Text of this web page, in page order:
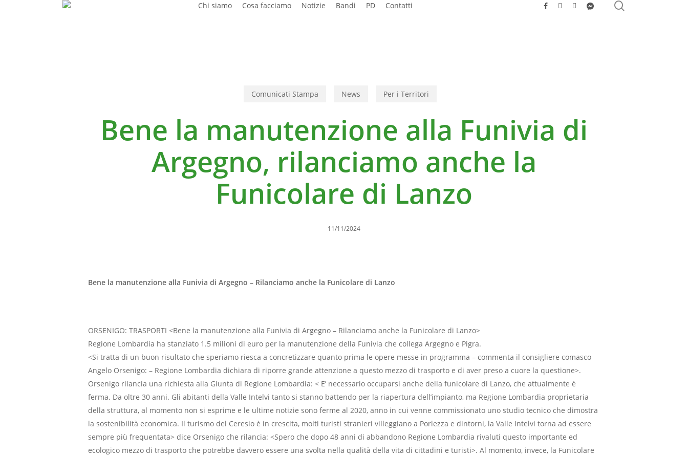
Chi siamo Cosa facciamo Notizie Bandi PD Contatti facebook
youtubeinstagrammessenger
Comunicati Stampa News Per i Territori
Bene la manutenzione alla Funivia di
Argegno, rilanciamo anche la
Funicolare di Lanzo
11/11/2024
Bene la manutenzione alla Funivia di Argegno – Rilanciamo anche la Funicolare di Lanzo
ORSENIGO: TRASPORTI <Bene la manutenzione alla Funivia di Argegno – Rilanciamo anche la Funicolare di Lanzo>
Regione Lombardia ha stanziato 1.5 milioni di euro per la manutenzione della Funivia che collega Argegno e Pigra.
<Si tratta di un buon risultato che speriamo riesca a concretizzare quanto prima le opere messe in programma – commenta il consigliere comasco
Angelo Orsenigo: – Regione Lombardia dichiara di riporre grande attenzione a questo mezzo di trasporto e di aver preso a cuore la questione>.
Orsenigo rilancia una richiesta alla Giunta di Regione Lombardia: < E’ necessario occuparsi anche della funicolare di Lanzo, che attualmente è
ferma. Da oltre 30 anni. Gli abitanti della Valle Intelvi tanto si stanno battendo per la riapertura dell’impianto, ma Regione Lombardia proprietaria
della struttura, al momento non si esprime e le ultime notizie sono ferme al 2020, anno in cui venne commissionato uno studio tecnico che dimostra
la sostenibilità economica. Il turismo del Ceresio è in crescita, molti turisti stranieri villeggiano a Porlezza e dintorni, la Valle Intelvi torna ad essere
sempre più frequentata> dice Orsenigo che rilancia: <Spero che dopo 48 anni di abbandono Regione Lombardia rivaluti questo importante ed
ecologico mezzo di trasporto che potrebbe davvero essere una svolta nella qualità della vita di cittadini e turisti>. Al momento, invece, la Funicolare